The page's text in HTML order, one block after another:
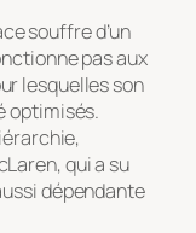
souffre d’un
pas aux
lesquelles son
optimisés.
qui a su
dépendante